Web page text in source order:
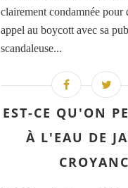
clairement condamnée pour
appel au boycott avec sa
scandaleuse...
EST-CE QU'ON
À L'EAU DE